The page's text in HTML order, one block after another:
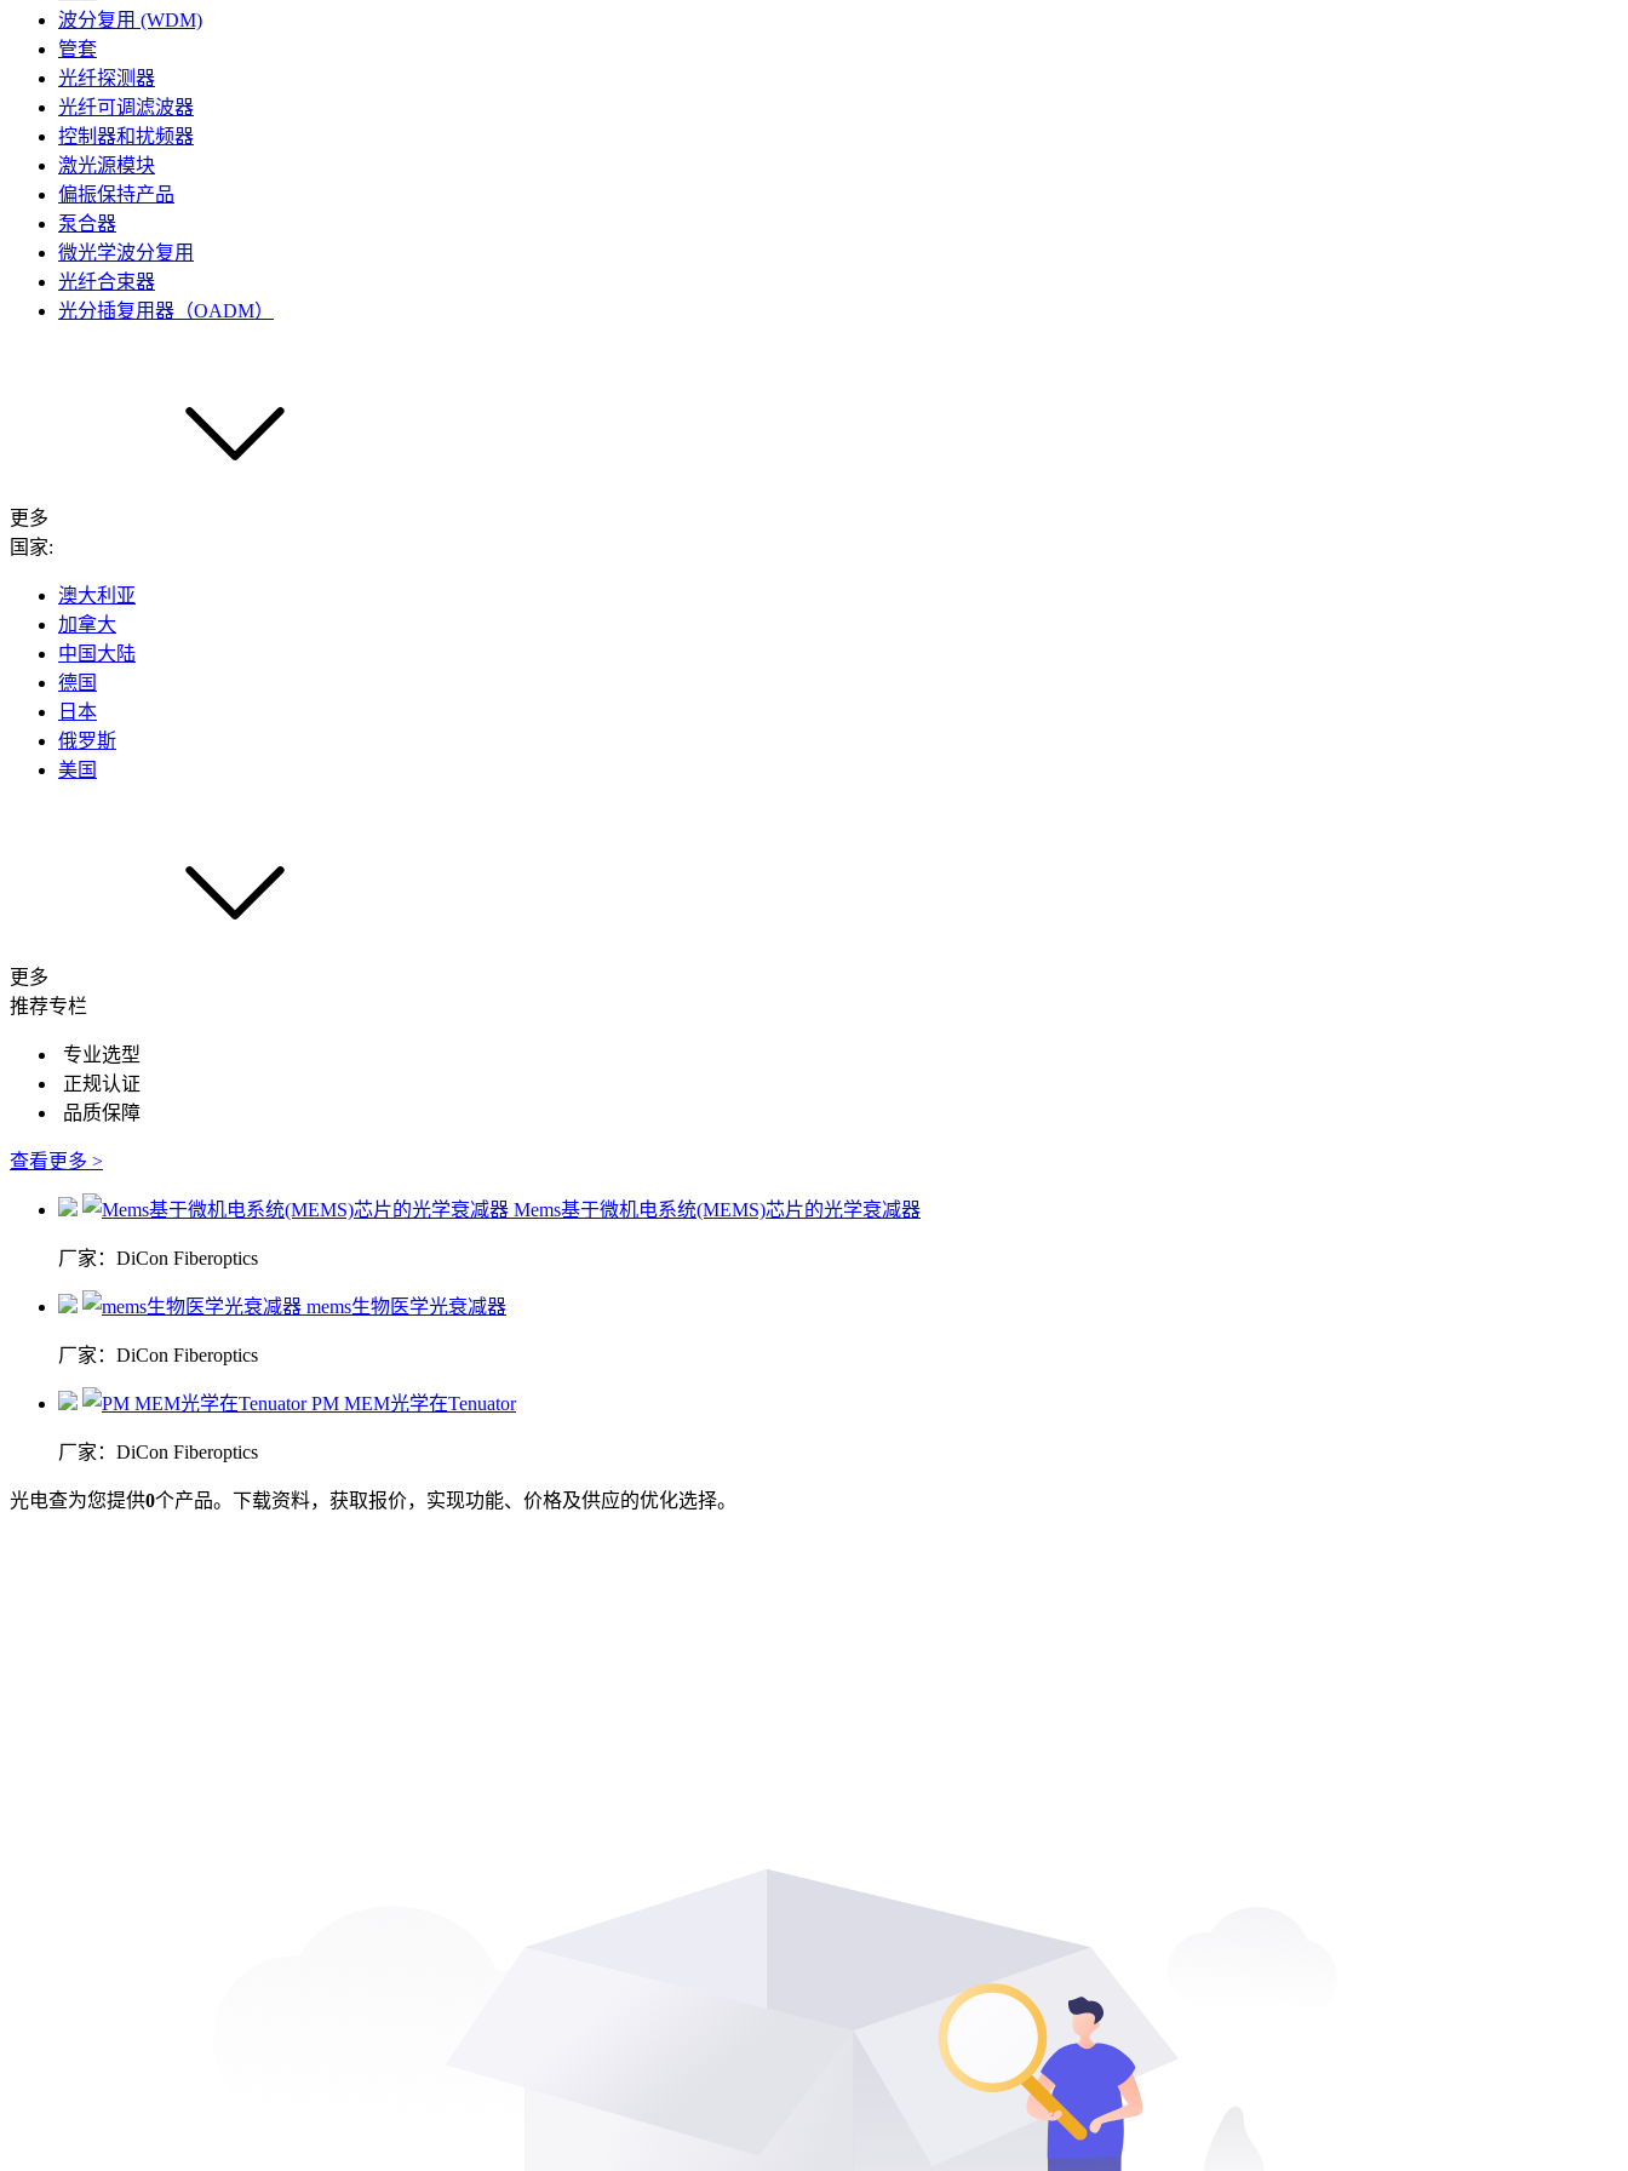
波分复用 (WDM)
管套
光纤探测器
光纤可调滤波器
控制器和扰频器
激光源模块
偏振保持产品
泵合器
微光学波分复用
光纤合束器
光分插复用器（OADM）
更多
国家:
澳大利亚
加拿大
中国大陆
德国
日本
俄罗斯
美国
更多
推荐专栏
专业选型
正规认证
品质保障
查看更多 >
Mems基于微机电系统(MEMS)芯片的光学衰减器
厂家：DiCon Fiberoptics
mems生物医学光衰减器
厂家：DiCon Fiberoptics
PM MEM光学在Tenuator
厂家：DiCon Fiberoptics
光电查为您提供0个产品。下载资料，获取报价，实现功能、价格及供应的优化选择。